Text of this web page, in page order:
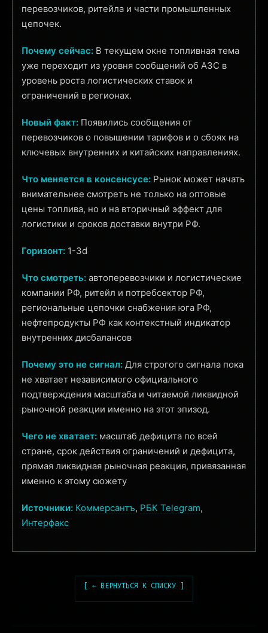
перевозчиков, ритейла и части промышленных
цепочек.
Почему сейчас: В текущем окне топливная тема
уже переходит из уровня сообщений об АЗС в
уровень роста логистических ставок и
ограничений в регионах.
Новый факт: Появились сообщения от
перевозчиков о повышении тарифов и о сбоях на
ключевых внутренних и китайских направлениях.
Что меняется в консенсусе: Рынок может начать
внимательнее смотреть не только на оптовые
цены топлива, но и на вторичный эффект для
логистики и сроков доставки внутри РФ.
Горизонт: 1-3d
Что смотреть: автоперевозчики и логистические
компании РФ, ритейл и потребсектор РФ,
региональные цепочки снабжения юга РФ,
нефтепродукты РФ как контекстный индикатор
внутренних дисбалансов
Почему это не сигнал: Для строгого сигнала пока
не хватает независимого официального
подтверждения масштаба и читаемой ликвидной
рыночной реакции именно на этот эпизод.
Чего не хватает: масштаб дефицита по всей
стране, срок действия ограничений и дефицита,
прямая ликвидная рыночная реакция, привязанная
именно к этому сюжету
Источники: Коммерсантъ, РБК Telegram,
Интерфакс
[ ← ВЕРНУТЬСЯ К СПИСКУ ]